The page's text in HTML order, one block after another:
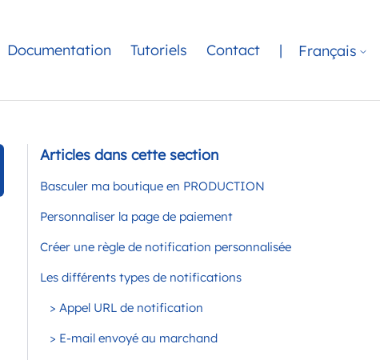
Documentation Tutoriels Contact | Français
Articles dans cette section
Basculer ma boutique en PRODUCTION
Personnaliser la page de paiement
Créer une règle de notification personnalisée
Les différents types de notifications
> Appel URL de notification
> E-mail envoyé au marchand